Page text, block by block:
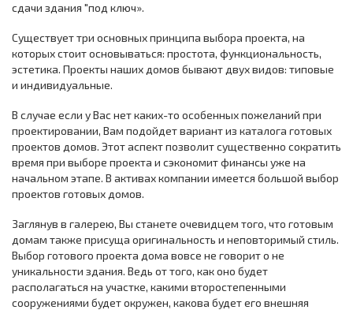
сдачи здания "под ключ».
Существует три основных принципа выбора проекта, на
которых стоит основываться: простота, функциональность,
эстетика. Проекты наших домов бывают двух видов: типовые
и индивидуальные.
В случае если у Вас нет каких-то особенных пожеланий при
проектировании, Вам подойдет вариант из каталога готовых
проектов домов. Этот аспект позволит существенно сократить
время при выборе проекта и сэкономит финансы уже на
начальном этапе. В активах компании имеется большой выбор
проектов готовых домов.
Заглянув в галерею, Вы станете очевидцем того, что готовым
домам также присуща оригинальность и неповторимый стиль.
Выбор готового проекта дома вовсе не говорит о не
уникальности здания. Ведь от того, как оно будет
располагаться на участке, какими второстепенными
сооружениями будет окружен, какова будет его внешняя